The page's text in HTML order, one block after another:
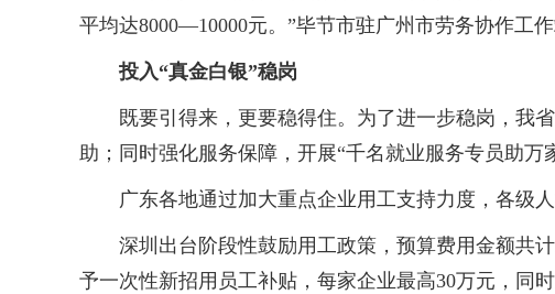
平均达8000—10000元。”毕节市驻广州市劳务协作工作
投入“真金白银”稳岗
既要引得来，更要稳得住。为了进一步稳岗，我省
助；同时强化服务保障，开展“千名就业服务专员助万
广东各地通过加大重点企业用工支持力度，各级人
深圳出台阶段性鼓励用工政策，预算费用金额共计
予一次性新招用员工补贴，每家企业最高30万元，同